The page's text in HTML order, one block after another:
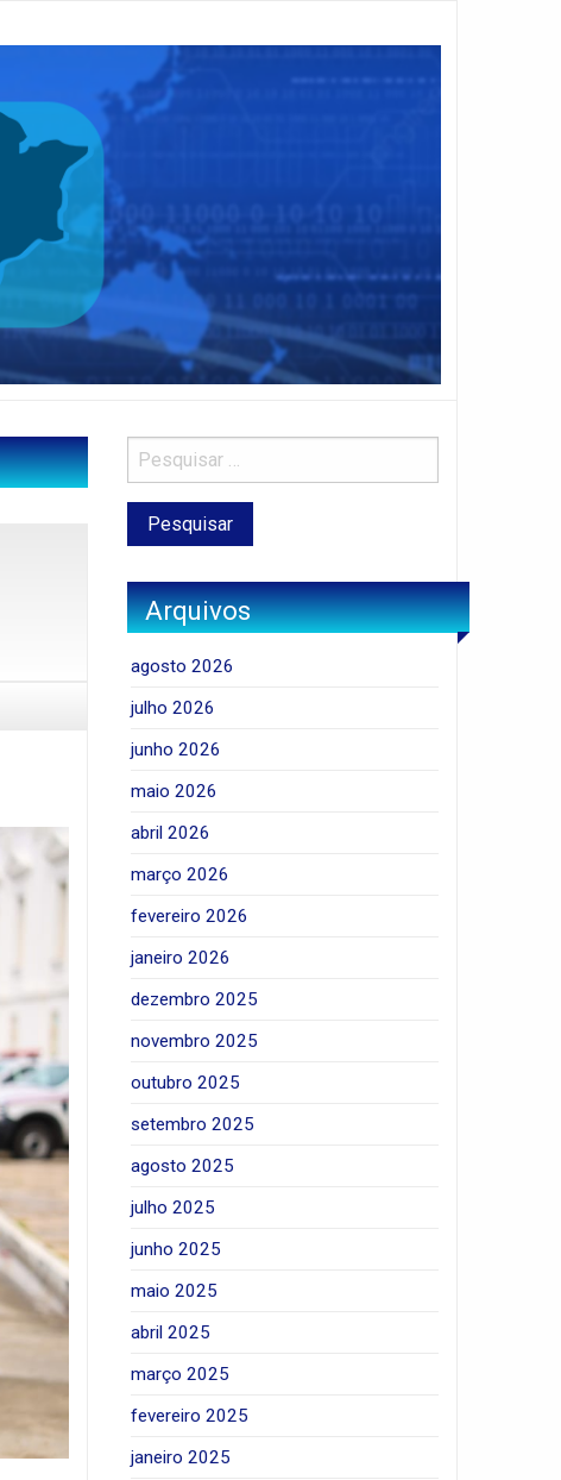
Arquivos
agosto 2026
julho 2026
junho 2026
maio 2026
abril 2026
março 2026
fevereiro 2026
janeiro 2026
dezembro 2025
novembro 2025
outubro 2025
setembro 2025
agosto 2025
julho 2025
junho 2025
maio 2025
abril 2025
março 2025
fevereiro 2025
janeiro 2025